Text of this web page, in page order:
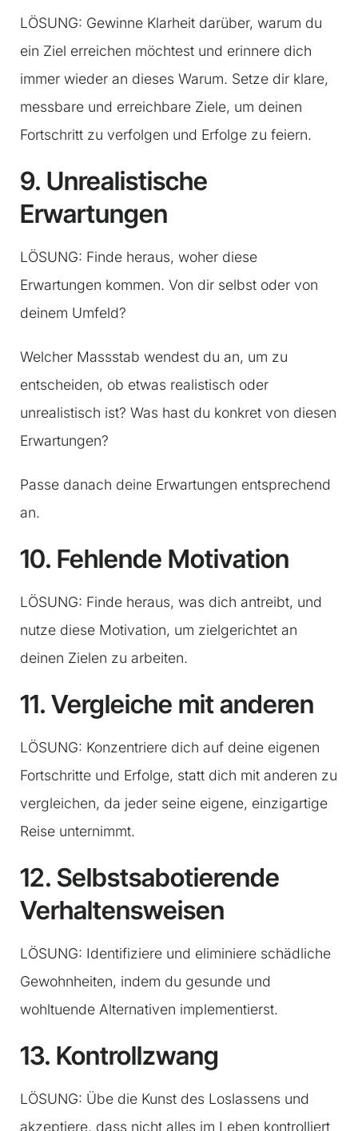
LÖSUNG: Gewinne Klarheit darüber, warum du
ein Ziel erreichen möchtest und erinnere dich
immer wieder an dieses Warum. Setze dir klare,
messbare und erreichbare Ziele, um deinen
Fortschritt zu verfolgen und Erfolge zu feiern.
9. Unrealistische
Erwartungen
LÖSUNG: Finde heraus, woher diese
Erwartungen kommen. Von dir selbst oder von
deinem Umfeld?
Welcher Massstab wendest du an, um zu
entscheiden, ob etwas realistisch oder
unrealistisch ist? Was hast du konkret von diesen
Erwartungen?
Passe danach deine Erwartungen entsprechend
an.
10. Fehlende Motivation
LÖSUNG: Finde heraus, was dich antreibt, und
nutze diese Motivation, um zielgerichtet an
deinen Zielen zu arbeiten.
11. Vergleiche mit anderen
LÖSUNG: Konzentriere dich auf deine eigenen
Fortschritte und Erfolge, statt dich mit anderen zu
vergleichen, da jeder seine eigene, einzigartige
Reise unternimmt.
12. Selbstsabotierende
Verhaltensweisen
LÖSUNG: Identifiziere und eliminiere schädliche
Gewohnheiten, indem du gesunde und
wohltuende Alternativen implementierst.
13. Kontrollzwang
LÖSUNG: Übe die Kunst des Loslassens und
akzeptiere, dass nicht alles im Leben kontrolliert